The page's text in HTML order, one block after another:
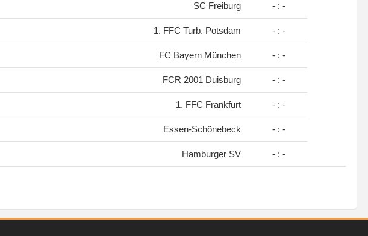
SC Freiburg - : -
1. FFC Turb. Potsdam - : -
FC Bayern München - : -
FCR 2001 Duisburg - : -
1. FFC Frankfurt - : -
Essen-Schönebeck - : -
Hamburger SV - : -